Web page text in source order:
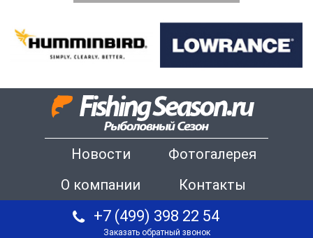
Новости
Фотогалерея
О компании
Контакты
+7 (499) 398 22 54
Заказать обратный звонок